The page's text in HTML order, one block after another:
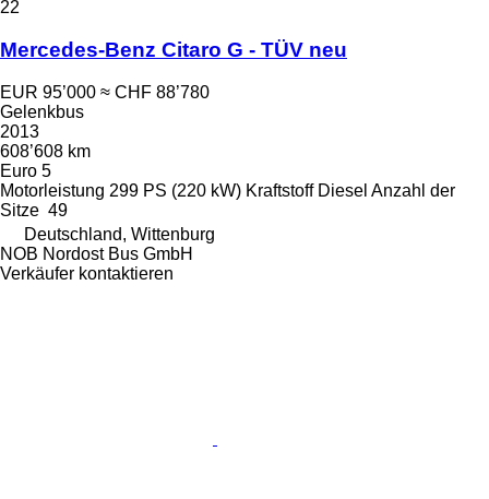
22
Mercedes-Benz Citaro G - TÜV neu
EUR 95’000 ≈ CHF 88’780
Gelenkbus
2013
608’608 km
Euro 5
Motorleistung 299 PS (220 kW) Kraftstoff Diesel Anzahl der
Sitze 49
Deutschland, Wittenburg
NOB Nordost Bus GmbH
Verkäufer kontaktieren